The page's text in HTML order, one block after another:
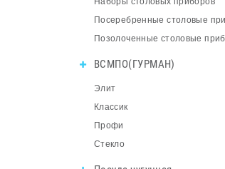
Посеребренные столовые
Позолоченные столовые
ВСМПО(ГУРМАН)
Элит
Классик
Профи
Стекло